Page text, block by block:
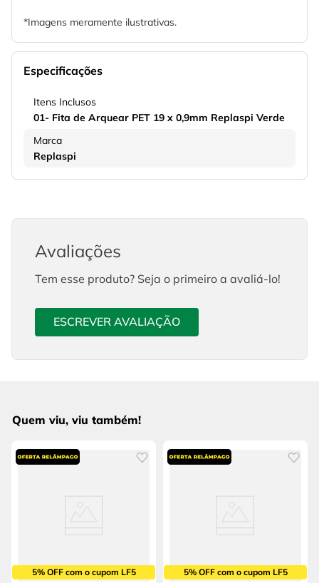
*Imagens meramente ilustrativas.
Especificações
Itens Inclusos
01- Fita de Arquear PET 19 x 0,9mm Replaspi Verde
Marca
Replaspi
Avaliações
Tem esse produto? Seja o primeiro a avaliá-lo!
ESCREVER AVALIAÇÃO
Quem viu, viu também!
5% OFF com o cupom LF5
5% OFF com o cupom LF5